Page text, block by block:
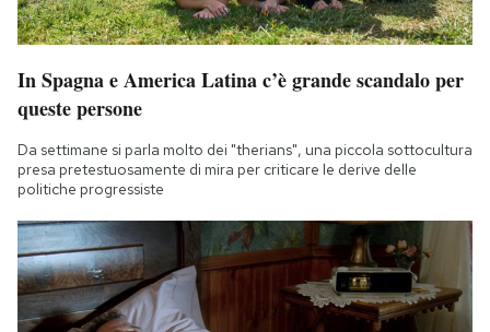
In Spagna e America Latina c’è grande scandalo per
queste persone
Da settimane si parla molto dei "therians", una piccola sottocultura
presa pretestuosamente di mira per criticare le derive delle
politiche progressiste